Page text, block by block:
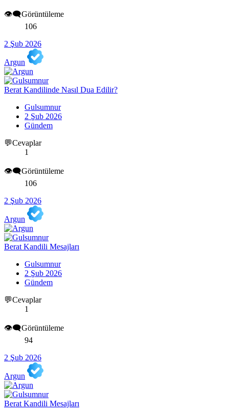
👁️‍🗨️Görüntüleme
106
2 Şub 2026
Argun
Berat Kandilinde Nasıl Dua Edilir?
Gulsumnur
2 Şub 2026
Gündem
💬Cevaplar
1
👁️‍🗨️Görüntüleme
106
2 Şub 2026
Argun
Berat Kandili Mesajları
Gulsumnur
2 Şub 2026
Gündem
💬Cevaplar
1
👁️‍🗨️Görüntüleme
94
2 Şub 2026
Argun
Berat Kandili Mesajları